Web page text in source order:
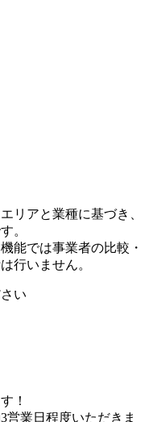
リアと業種に基づき、
。
能では事業者の比較・
行いません。
い
！
営業日程度いただきま